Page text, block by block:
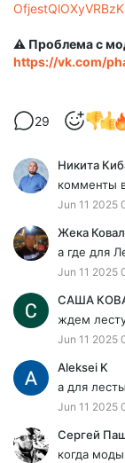
⚠️ Проблема с
https://vk.com/
29
Никита
комменты
Jun 11 2025
Жека
а где для
Jun 11 2025
САША
ждем
Jun 11 2025
Aleksei K
а для
Jun 11 2025
Сергей
когда моды